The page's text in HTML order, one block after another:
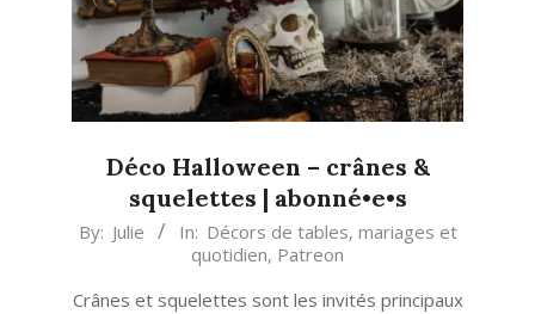
Déco Halloween – crânes &
squelettes | abonné•e•s
2013-
01
By: Julie In: Décors de tables, mariages et
quotidien, Patreon
Crânes et squelettes sont les invités principaux